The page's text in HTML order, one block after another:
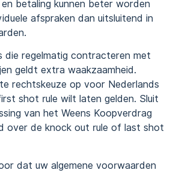
betaling kunnen beter worden
afspraken dan uitsluitend in
die regelmatig contracteren met
geldt extra waakzaamheid.
rechtskeuze op voor Nederlands
shot rule wilt laten gelden. Sluit
van het Weens Koopverdrag
over de knock out rule of last shot
dat uw algemene voorwaarden